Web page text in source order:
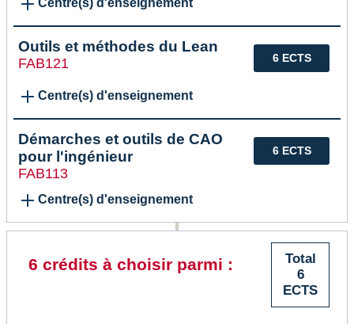
Centre(s) d'enseignement
6 ECTS
Outils et méthodes du Lean
FAB121
Centre(s) d'enseignement
6 ECTS
Démarches et outils de CAO
pour l'ingénieur
FAB113
Centre(s) d'enseignement
Total
6
ECTS
6 crédits à choisir parmi :